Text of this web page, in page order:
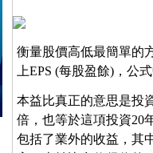
衡量股價高低最簡單的
上EPS (每股盈餘)，公
本益比真正的意思是投
倍，也等於這項投資20
包括了業外的收益，其